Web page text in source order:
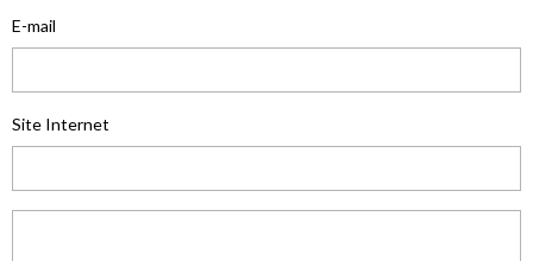
E-mail
Site Internet